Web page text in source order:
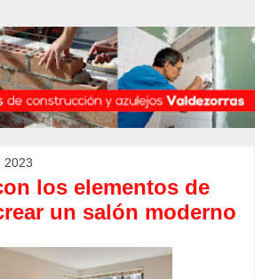
2023
los elementos de
un salón moderno